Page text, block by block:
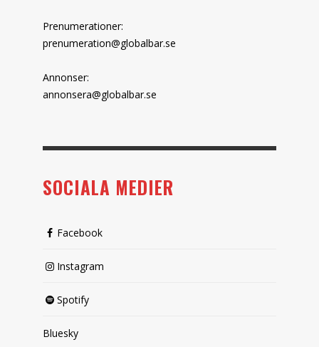
Prenumerationer:
prenumeration@globalbar.se
Annonser:
annonsera@globalbar.se
SOCIALA MEDIER
Facebook
Instagram
Spotify
Bluesky